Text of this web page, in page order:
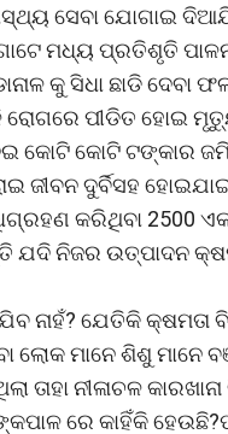
ସେବା ଯୋଗାଇ
ମଧ୍ୟ ପ୍ରତିଶୃତି
କୁ ସିଧା ଛାଡି
ରୋଗରେ ପୀଡିତ ହୋଇ
କୋଟି କୋଟି ଟଙ୍କାର
ଜୀବନ ଦୁର୍ବିସହ
କରିଥିବା 2500
ନିଜର ଉତ୍ପାଦନ
ନାହଁ? ଯେତିକି କ୍ଷମତା
ଲୋକ ମାନେ ଶିଶୁ
ନୀଳାଚଳ
ରେ କାହିଁକି